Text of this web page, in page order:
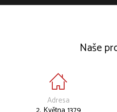
Naše
Adresa